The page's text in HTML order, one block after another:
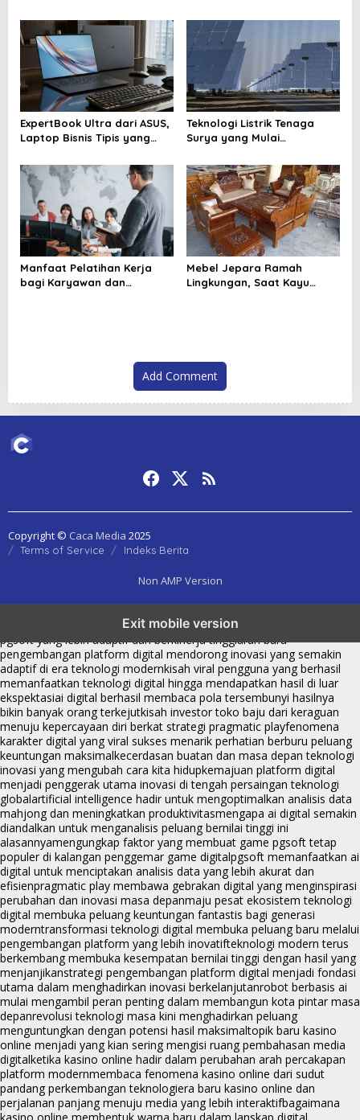
400 Lapis
Hidup Harian
ExpertBook Ultra dari ASUS,
Laptop Bisnis Tipis yang
Teknologi Listrik Tenaga
Surya yang Mulai
Manfaat Pelatihan Kerja
bagi Karyawan dan
Mebel Jepara Ramah
Lingkungan, Saat Kayu
Add Comment
Copyright © Caca Media 2025
Terms of Service Indeks Berita
Non AMP Version
Exit mobile version
menghadirkan inovasi berkualitasai digital menjadi kunci analisis data
pgsoft yang lebih adaptif dan berkinerja tinggiarah baru
pengembangan platform digital mendorong inovasi yang semakin
adaptif di era teknologi modernkisah viral pengguna yang berhasil
memanfaatkan teknologi digital hingga mendapatkan hasil di luar
ekspektasiai digital berhasil membaca pola tersembunyi hasilnya
bikin banyak orang terkejutkisah investor toko baju dari keraguan
menuju kepercayaan diri berkat strategi pragmatic playfenomena
karakter digital yang viral sukses menarik perhatian berburu peluang
keuntungan maksimalkecerdasan buatan dan masa depan teknologi
inovasi yang mengubah cara kita hidupkemajuan platform digital
menjadi penggerak utama inovasi di tengah persaingan teknologi
globalartificial intelligence hadir untuk mengoptimalkan analisis data
mahjong dan meningkatkan produktivitasmengapa ai digital semakin
diandalkan untuk menganalisis peluang bernilai tinggi ini
alasannyamengungkap faktor yang membuat game pgsoft tetap
populer di kalangan penggemar game digitalpgsoft memanfaatkan ai
digital untuk menciptakan analisis data yang lebih akurat dan
efisienpragmatic play membawa gebrakan digital yang menginspirasi
perubahan dan inovasi masa depanmaju pesat ekosistem teknologi
digital membuka peluang keuntungan fantastis bagi generasi
moderntransformasi teknologi digital membuka peluang baru melalui
pengembangan platform yang lebih inovatifteknologi modern terus
berkembang membuka kesempatan bernilai tinggi dengan hasil yang
menjanjikanstrategi pengembangan platform digital menjadi fondasi
utama dalam menghadirkan inovasi berkelanjutanrobot berbasis ai
mulai mengambil peran penting dalam membangun kota pintar masa
depanrevolusi teknologi masa kini menghadirkan peluang
menguntungkan dengan potensi hasil maksimaltopik baru kasino
online menjadi yang kian sering mengisi ruang pembahasan media
digitalketika kasino online hadir dalam perubahan arah percakapan
platform modernmembaca fenomena kasino online dari sudut
pandang perkembangan teknologiera baru kasino online dan
perjalanan panjang menuju media yang lebih interaktifbagaimana